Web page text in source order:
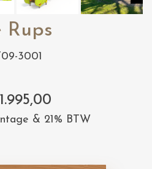
Rups
3001
& 21% BTW